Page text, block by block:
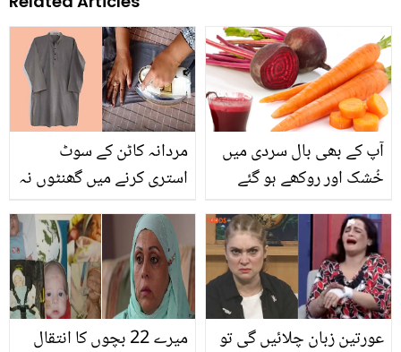
مردانہ کاٹن کے سوٹ
استری کرنے میں گھنٹوں نہ
آسانی سے استری کرنے کا
طریقہ جو وقت کے ساتھ
محنت بھی بچائے اور ساتھ
بجلی کا بل بھی کم آئے
آپ کے بھی بال سردی میں
خُشک اور روکھے ہو گئے
چھلکوں کو نہ پھینکیں ۔۔۔
جانیں ان کے چھلکوں کو
استعمال کرنے کا ایسا
طریقہ جو آپ کو بھی
حیران کر دے
میرے 22 بچوں کا انتقال
عورتین زبان چلائیں گی تو